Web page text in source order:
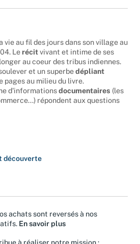
vie au fil des jours dans son village au
Le récitvivant et intime de ses
au coeur des tribus indiennes.
et un superbedépliant
pages au milieu du livre.
d'informationsdocumentaires(les
répondent aux questions
découverte
achats sont reversés à nos
En savoir plus